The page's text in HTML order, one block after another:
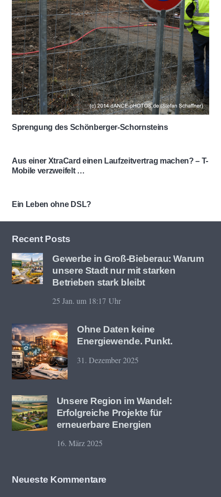
Sprengung des Schönberger-Schornsteins
Aus einer XtraCard einen Laufzeitvertrag machen? – T-
Mobile verzweifelt …
Ein Leben ohne DSL?
Recent Posts
Gewerbe in Groß-Bieberau: Warum
unsere Stadt nur mit starken
Betrieben stark bleibt
25 Jan. um 18:17 Uhr
Ohne Daten keine
Energiewende. Punkt.
31. Dezember 2025
Unsere Region im Wandel:
Erfolgreiche Projekte für
erneuerbare Energien
16. März 2025
Neueste Kommentare